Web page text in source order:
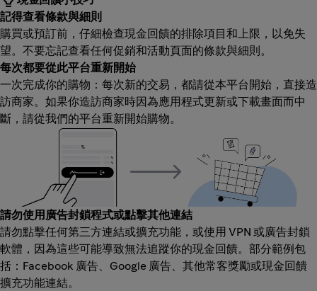
記得查看條款與細則
購買或預訂前，仔細檢查現金回饋的排除項目和上限，以免失
望。不要忘記查看任何促銷和活動頁面的條款與細則。
每次都要從此平台重新開始
一次完成你的購物：每次新的交易，都請從本平台開始，直接造
訪商家。如果你造訪商家時因為應用程式更新或下載畫面而中
斷，請從我們的平台重新開始購物。
請勿使用廣告封鎖程式或點擊其他連結
請勿點擊任何第三方連結或擴充功能，或使用 VPN 或廣告封鎖
軟體，因為這些可能導致無法追蹤你的現金回饋。部分範例包
括：Facebook 廣告、Google 廣告、其他常客獎勵或現金回饋
擴充功能連結。